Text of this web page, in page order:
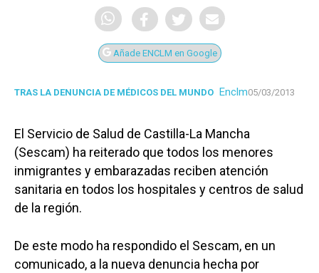
Añade ENCLM en Google
TRAS LA DENUNCIA DE MÉDICOS DEL MUNDO Enclm05/03/2013
El Servicio de Salud de Castilla-La Mancha
(Sescam) ha reiterado que todos los menores
inmigrantes y embarazadas reciben atención
sanitaria en todos los hospitales y centros de salud
de la región.
De este modo ha respondido el Sescam, en un
comunicado, a la nueva denuncia hecha por